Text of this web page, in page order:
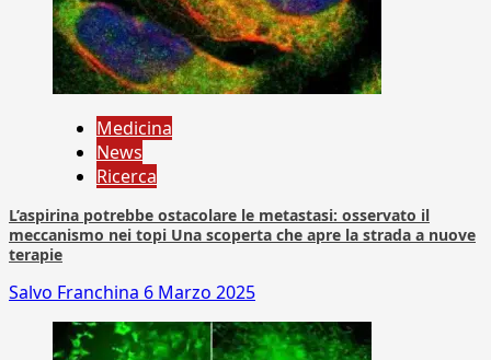
Medicina
News
Ricerca
L’aspirina potrebbe ostacolare le metastasi: osservato il
meccanismo nei topi Una scoperta che apre la strada a nuove
terapie
Salvo Franchina 6 Marzo 2025